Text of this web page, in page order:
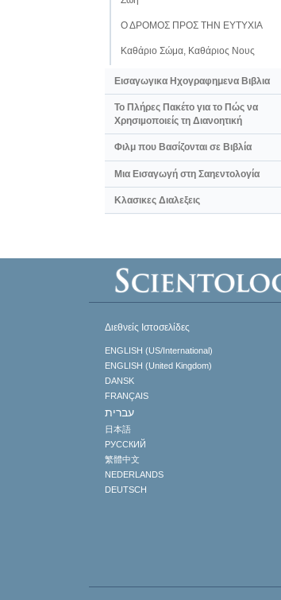
Ο ΔΡΟΜΟΣ ΠΡΟΣ ΤΗΝ ΕΥΤΥΧΙΑ
Καθάριο Σώμα, Καθάριος Νους
Εισαγωγικα Ηχογραφημενα Βιβλια
Το Πλήρες Πακέτο για το Πώς να
Χρησιµοποιείς τη Διανοητική
Φιλμ που Βασίζονται σε Βιβλία
Μια Εισαγωγή στη Σαηεντολογία
Κλασικες Διαλεξεις
Διεθνείς Ιστοσελίδες
ENGLISH (US/International)
ENGLISH (United Kingdom)
DANSK
FRANÇAIS
עברית
日本語
РУССКИЙ
繁體中文
NEDERLANDS
DEUTSCH